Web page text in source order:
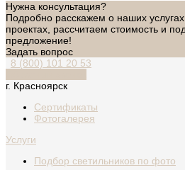
Нужна консультация?
Подробно расскажем о наших
проектах, рассчитаем стоимость и
предложение!
Задать вопрос
8 (800) 101 20 53
г. Красноярск
Сертификаты
Фотогалерея
Услуги
Подбор светильников по фото